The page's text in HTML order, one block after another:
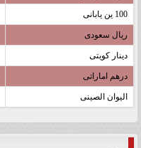
100 ين يابانى
ريال سعودى
دينار كويتى
درهم اماراتى
اليوان الصينى